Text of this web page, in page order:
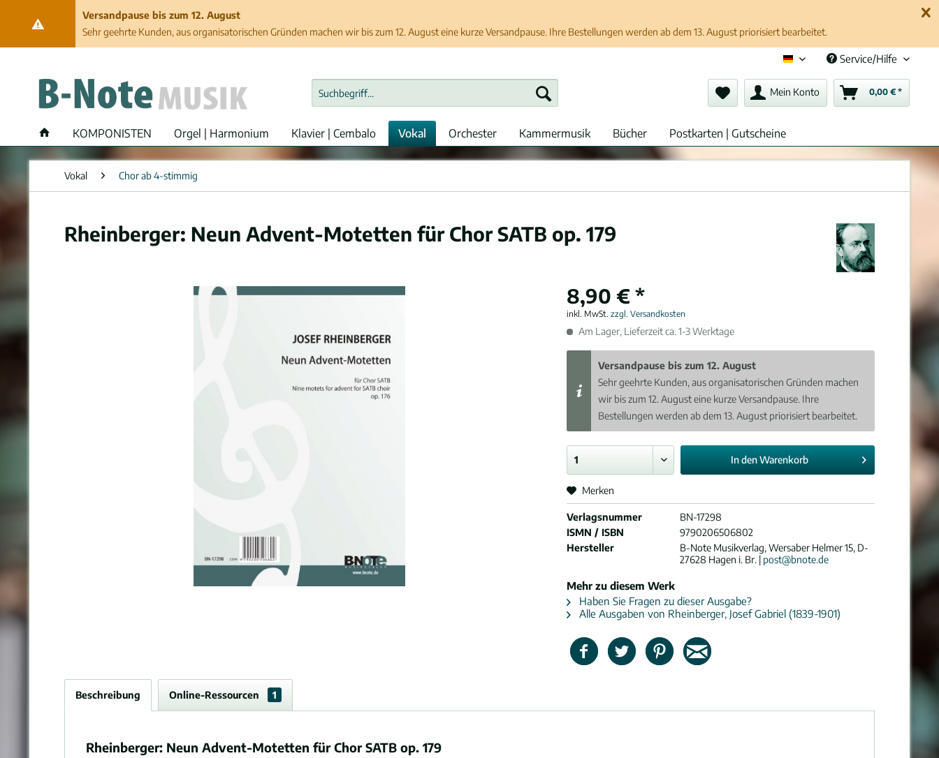
Versandpause bis zum 12. August
Sehr geehrte Kunden, aus organisatorischen Gründen machen wir bis zum 12. August eine kurze Versandpause. Ihre Bestellungen werden ab dem 13. August priorisiert bearbeitet.
Deutsch (de)
Service/Hilfe
Mein Konto 0,00 € *
KOMPONISTEN Orgel | Harmonium Klavier | Cembalo Vokal Orchester Kammermusik Bücher Postkarten | Gutscheine
Vokal Chor ab 4-stimmig
Rheinberger: Neun Advent-Motetten für Chor SATB op. 179
8,90 € *
inkl. MwSt.zzgl. Versandkosten
Am Lager, Lieferzeit ca. 1-3 Werktage
Versandpause bis zum 12. August
Sehr geehrte Kunden, aus organisatorischen Gründen machen
wir bis zum 12. August eine kurze Versandpause. Ihre
Bestellungen werden ab dem 13. August priorisiert bearbeitet.
In denWarenkorb
Merken
Verlagsnummer
BN-17298
ISMN / ISBN
9790206506802
Hersteller
B-Note Musikverlag, Wersaber Helmer 15, D-
27628 Hagen i. Br. | post@bnote.de
Mehr zu diesem Werk
Haben Sie Fragen zu dieser Ausgabe?
Alle Ausgaben von Rheinberger, Josef Gabriel (1839-1901)
Beschreibung Online-Ressourcen 1
Rheinberger: Neun Advent-Motetten für Chor SATB op. 179